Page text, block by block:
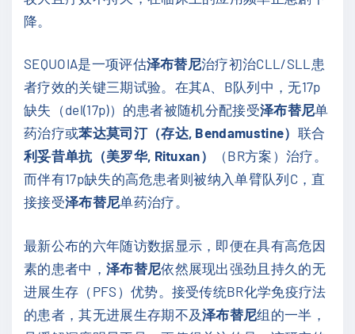
降。
SEQUOIA是一项评估泽布替尼治疗初治CLL/SLL患
者疗效的关键三期试验。在其A、B队列中，无17p
缺失（del(17p)）的患者被随机分配接受泽布替尼单
药治疗或苯达莫司汀（存达, Bendamustine） 联合
利妥昔单抗（美罗华, Rituxan）
（BR方案）治疗。
而伴有17p缺失的高危患者则被纳入单臂队列C，直
接接受泽布替尼单药治疗。
最新公布的六年随访数据显示，即便在具有高危因
素的患者中， 泽布替尼依然展现出强劲且持久的无
进展生存（PFS）优势。接受传统BR化学免疫疗法
的患者，其无进展生存期不及泽布替尼组的一半，